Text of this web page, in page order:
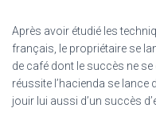
Après avoir étudié les
français, le propriétaire se
de café dont le succès ne
réussite l’hacienda se
jouir lui aussi d’un succès